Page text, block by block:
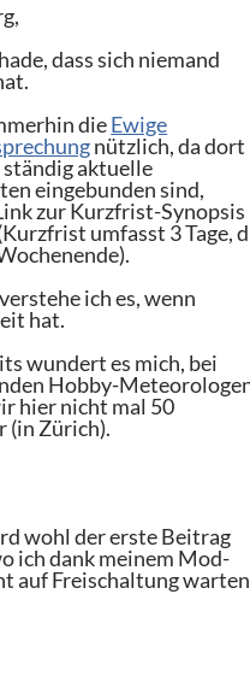
dass sich niemand
dieEwige
nützlich, da dort
aktuelle
eingebunden sind,
zur Kurzfrist-Synopsis
umfasst 3 Tage,
ich es, wenn
hat.
wundert es mich, bei
Hobby-
hier nicht mal 50
(in Zürich).
wohl der erste Beitrag
ich dank meinem Mod-
auf Freischaltung warten